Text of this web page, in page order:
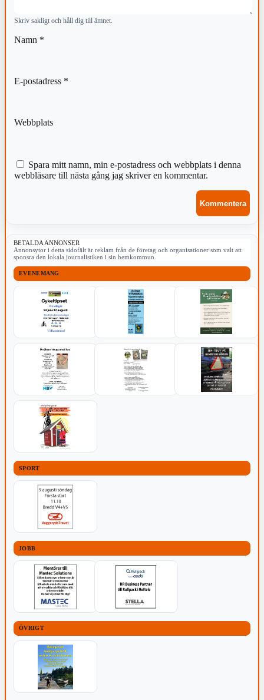
Skriv sakligt och håll dig till ämnet.
Namn *
E-postadress *
Webbplats
Spara mitt namn, min e-postadress och webbplats i denna
webbläsare till nästa gång jag skriver en kommentar.
BETALDA ANNONSER
Annonsytor i detta sidofält är reklam från de företag och organisationer som valt att
sponsra den lokala journalistiken i sin hemkommun.
EVENEMANG
SPORT
JOBB
ÖVRIGT